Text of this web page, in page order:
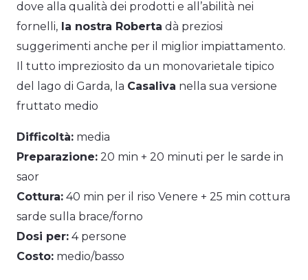
dove alla qualità dei prodotti e all’abilità nei
fornelli, la nostra Roberta dà preziosi
suggerimenti anche per il miglior impiattamento.
Il tutto impreziosito da un monovarietale tipico
del lago di Garda, la Casaliva nella sua versione
fruttato medio
Difficoltà: media
Preparazione: 20 min + 20 minuti per le sarde in
saor
Cottura: 40 min per il riso Venere + 25 min cottura
sarde sulla brace/forno
Dosi per: 4 persone
Costo: medio/basso